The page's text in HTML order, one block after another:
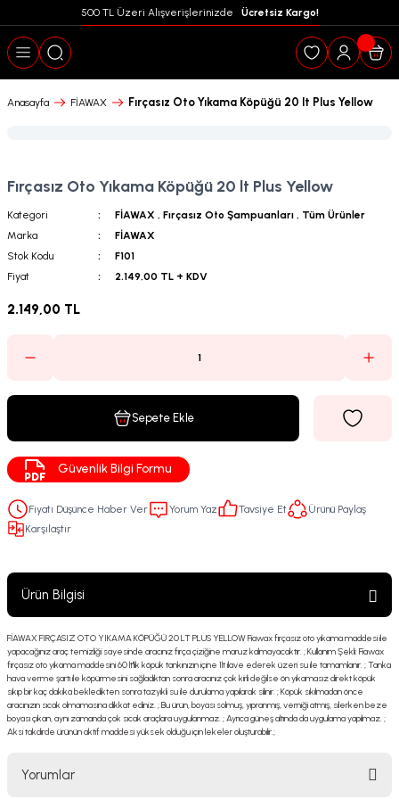
500 TL Üzeri Alışverişlerinizde Ücretsiz Kargo!
Geri Dön
Anasayfa FİAWAX Fırçasız Oto Yıkama Köpüğü 20 lt Plus Yellow
Fırçasız Oto Yıkama Köpüğü 20 lt Plus Yellow
Kategori FİAWAX ,Fırçasız Oto Şampuanları , Tüm Ürünler
Marka
FİAWAX
Stok Kodu
F101
Fiyat
2.149,00 TL + KDV
2.149,00 TL
Sepete Ekle
Güvenlik Bilgi Formu
Fiyatı Düşünce Haber Ver Yorum Yaz Tavsiye Et
Ürünü Paylaş
Karşılaştır
Ürün Bilgisi
FİAWAX FIRÇASIZ OTO YIKAMA KÖPÜĞÜ 20 LT PLUS YELLOW Fiawax fırçasız oto yıkama maddesi ile
yapacağınız araç temizliği sayesinde aracınız fırça çiziğine maruz kalmayacaktır. ; Kullanım Şekli: Fiawax
fırçasız oto yıkama maddesini 60 lt'lik köpük tankınızın içine 1lt ilave ederek üzeri su ile tamamlanır. ; Tanka
hava verme şartı ile köpürmesini sağladıktan sonra aracınız çok kirli değilse ön yıkamasız direkt köpük
sıkıp bir kaç dakika bekledikten sonra tazyikli su ile durulama yapılarak silinir. ; Köpük sıkılmadan önce
aracınızın sıcak olmamasına dikkat ediniz. ; Bu ürün, boyası solmuş, yıpranmış, verniği atmış, silerken beze
boyası çıkan, aynı zamanda çok sıcak araçlara uygulanmaz. ; Ayrıca güneş altında da uygulama yapılmaz. ;
Aksi takdirde ürünün aktif maddesi yüksek olduğu için lekeler oluşturabilir.;
Yorumlar